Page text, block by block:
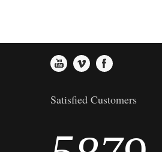
Satisfied Customers
3
4
6
7
5
6
7
8